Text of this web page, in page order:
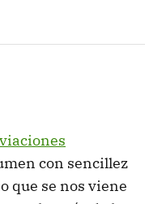
con sencillez
que se nos viene